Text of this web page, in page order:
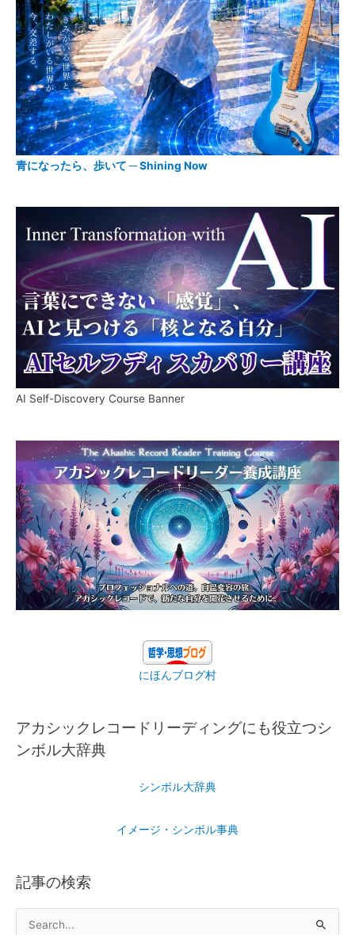
青になったら、歩いて ─ Shining Now
AI Self-Discovery Course Banner
にほんブログ村
アカシックレコードリーディングにも役立つシ
ンボル大辞典
シンボル大辞典
イメージ・シンボル事典
記事の検索